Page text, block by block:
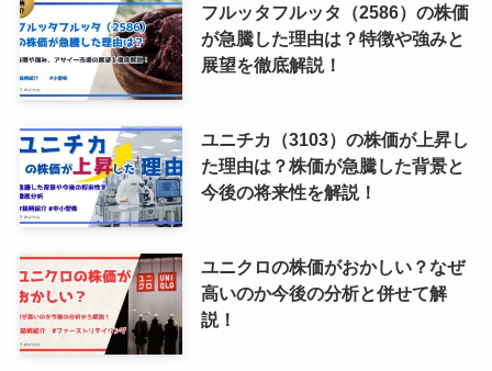
フルッタフルッタ（2586）の株価
が急騰した理由は？特徴や強みと
展望を徹底解説！
ユニチカ（3103）の株価が上昇し
た理由は？株価が急騰した背景と
今後の将来性を解説！
ユニクロの株価がおかしい？なぜ
高いのか今後の分析と併せて解
説！